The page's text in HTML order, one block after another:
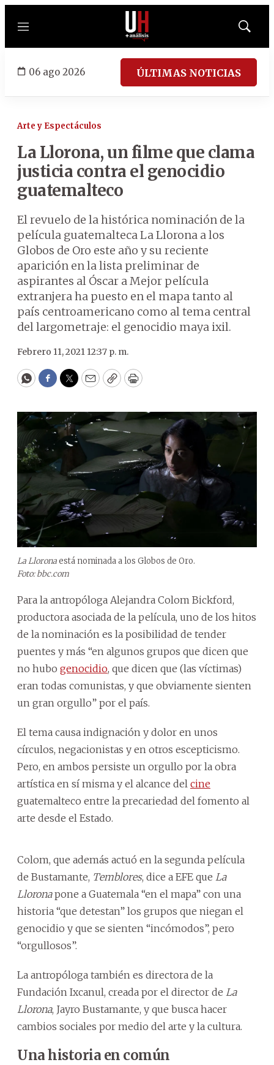
Menú
Mostrar
06 ago 2026 ÚLTIMAS NOTICIAS
Arte y Espectáculos
La Llorona, un filme que clama
justicia contra el genocidio
guatemalteco
El revuelo de la histórica nominación de la
película guatemalteca La Llorona a los
Globos de Oro este año y su reciente
aparición en la lista preliminar de
aspirantes al Óscar a Mejor película
extranjera ha puesto en el mapa tanto al
país centroamericano como al tema central
del largometraje: el genocidio maya ixil.
Febrero 11, 2021 12:37 p. m.
WhatsApp
Facebook
Twitter
EmailCopyPrint
La Lloronaestá nominada a los Globos de Oro.
Foto: bbc.com
Para la antropóloga Alejandra Colom Bickford,
productora asociada de la película, uno de los hitos
de la nominación es la posibilidad de tender
puentes y más “en algunos grupos que dicen que
no hubo genocidio, que dicen que (las víctimas)
eran todas comunistas, y que obviamente sienten
un gran orgullo” por el país.
El tema causa indignación y dolor en unos
círculos, negacionistas y en otros escepticismo.
Pero, en ambos persiste un orgullo por la obra
artística en sí misma y el alcance del cine
guatemalteco entre la precariedad del fomento al
arte desde el Estado.
Colom, que además actuó en la segunda película
de Bustamante, Temblores, dice a EFE que La
Lloronapone a Guatemala “en el mapa” con una
historia “que detestan” los grupos que niegan el
genocidio y que se sienten “incómodos”, pero
“orgullosos”.
La antropóloga también es directora de la
Fundación Ixcanul, creada por el director de La
Llorona, Jayro Bustamante, y que busca hacer
cambios sociales por medio del arte y la cultura.
Una historia en común